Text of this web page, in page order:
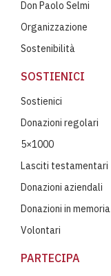
Don Paolo Selmi
Organizzazione
Sostenibilità
SOSTIENICI
Sostienici
Donazioni regolari
5×1000
Lasciti testamentari
Donazioni aziendali
Donazioni in memoria
Volontari
PARTECIPA